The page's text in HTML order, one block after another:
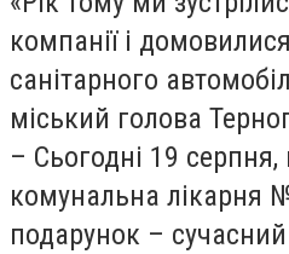
компанії і
санітарного
міський голова
– Сьогодні 19 серпня,
комунальна лікарня
подарунок –